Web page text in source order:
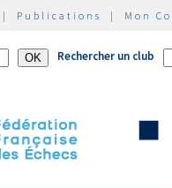
| Publications | Mon
Rechercher un club